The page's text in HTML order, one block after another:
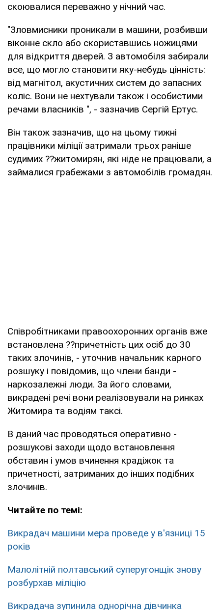
скоювалися переважно у нічний час.
"Зловмисники проникали в машини, розбивши
віконне скло або скориставшись ножицями
для відкриття дверей. З автомобіля забирали
все, що могло становити яку-небудь цінність:
від магнітол, акустичних систем до запасних
коліс. Вони не нехтували також і особистими
речами власників ", - зазначив Сергій Ертус.
Він також зазначив, що на цьому тижні
працівники міліції затримали трьох раніше
судимих ??житомирян, які ніде не працювали, а
займалися грабежами з автомобілів громадян.
Співробітниками правоохоронних органів вже
встановлена ??причетність цих осіб до 30
таких злочинів, - уточнив начальник карного
розшуку і повідомив, що члени банди -
наркозалежні люди. За його словами,
викрадені речі вони реалізовували на ринках
Житомира та водіям таксі.
В даний час проводяться оперативно -
розшукові заходи щодо встановлення
обставин і умов вчинення крадіжок та
причетності, затриманих до інших подібних
злочинів.
Читайте по темі:
Викрадач машини мера проведе у в'язниці 15
років
Малолітній полтавський суперугонщік знову
розбурхав міліцію
Викрадача зупинила однорічна дівчинка